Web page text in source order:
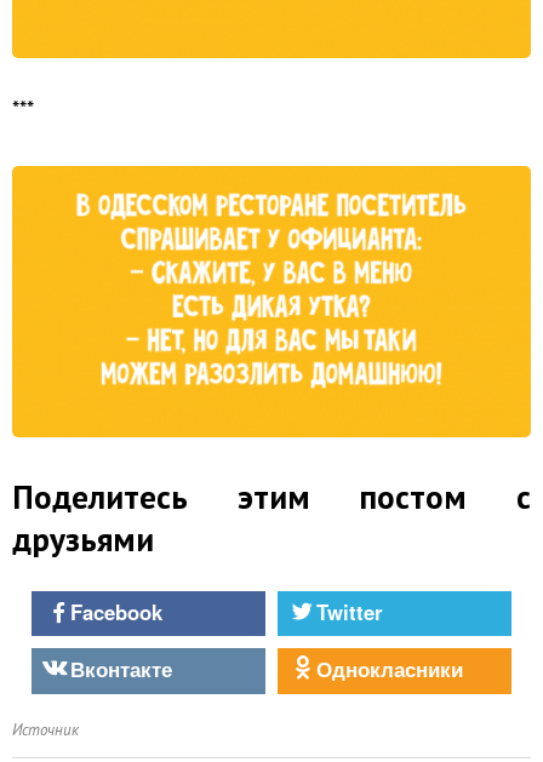
***
Поделитесь этим постом с
друзьями
Facebook
Twitter
Вконтакте
Однокласники
Источник